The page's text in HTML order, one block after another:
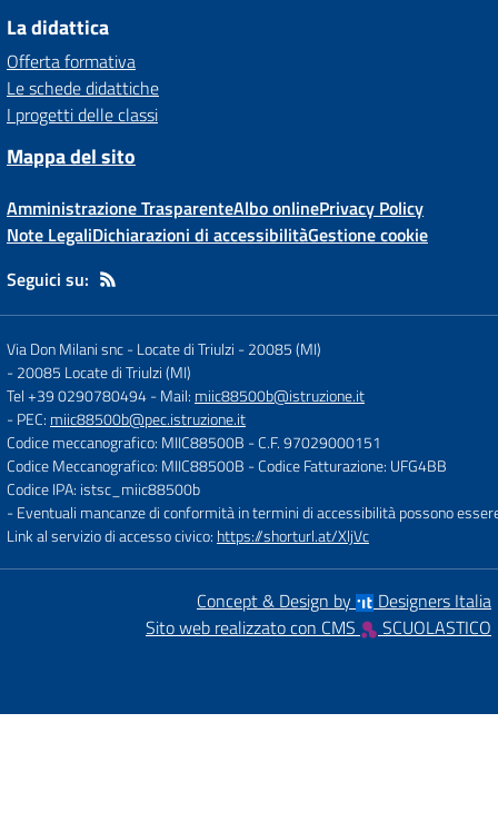
La didattica
Offerta formativa
Le schede didattiche
I progetti delle classi
Mappa del sito
Amministrazione TrasparenteAlbo onlinePrivacy Policy
Note LegaliDichiarazioni di accessibilitàGestione cookie
Seguici su:
Via Don Milani snc - Locate di Triulzi - 20085 (MI)
-20085 Locate di Triulzi (MI)
Tel +39 0290780494- Mail: miic88500b@istruzione.it
- PEC: miic88500b@pec.istruzione.it
Codice meccanografico: MIIC88500B - C.F. 97029000151
Codice Meccanografico: MIIC88500B - Codice Fatturazione: UFG4BB
Codice IPA: istsc_miic88500b
- Eventuali mancanze di conformità in termini di accessibilità possono
Link al servizio di accesso civico: https://shorturl.at/XljVc
Concept & Design by
Designers Italia
Sito web realizzato con CMS
SCUOLASTICO